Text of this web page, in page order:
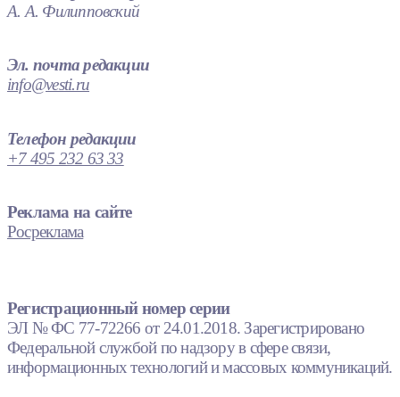
А. А. Филипповский
Эл. почта редакции
info@vesti.ru
Телефон редакции
+7 495 232 63 33
Реклама на сайте
Росреклама
Регистрационный номер серии
ЭЛ № ФС 77-72266 от 24.01.2018. Зарегистрировано
Федеральной службой по надзору в сфере связи,
информационных технологий и массовых коммуникаций.